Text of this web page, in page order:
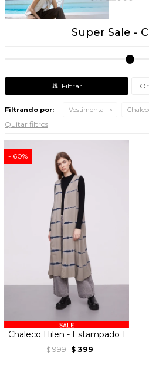
Super Sale -
Filtrando por: Vestimenta
Quitar filtros
60
Chaleco Hilen - Estampado 1
$ 999 $ 399